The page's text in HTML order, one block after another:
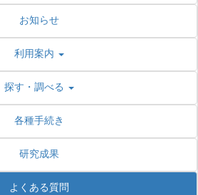
お知らせ
利用案内
探す・調べる
各種手続き
研究成果
よくある質問